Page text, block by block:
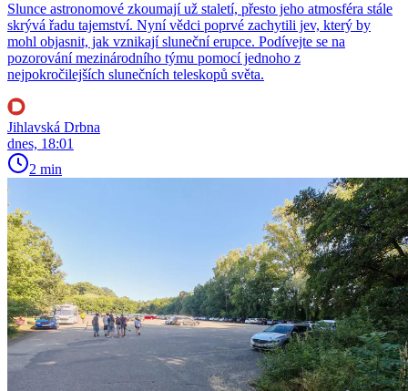
Slunce astronomové zkoumají už staletí, přesto jeho atmosféra stále
skrývá řadu tajemství. Nyní vědci poprvé zachytili jev, který by
mohl objasnit, jak vznikají sluneční erupce. Podívejte se na
pozorování mezinárodního týmu pomocí jednoho z
nejpokročilejších slunečních teleskopů světa.
Jihlavská Drbna
dnes, 18:01
2 min